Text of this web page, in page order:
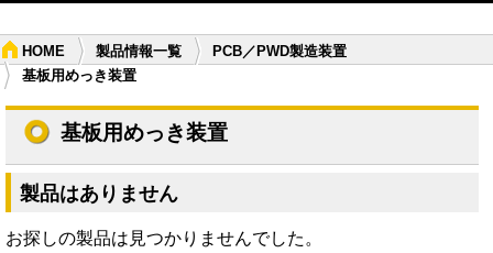
HOME 製品情報一覧
PCB／PWD製造装置
基板用めっき装置
基板用めっき装置
製品はありません
お探しの製品は見つかりませんでした。